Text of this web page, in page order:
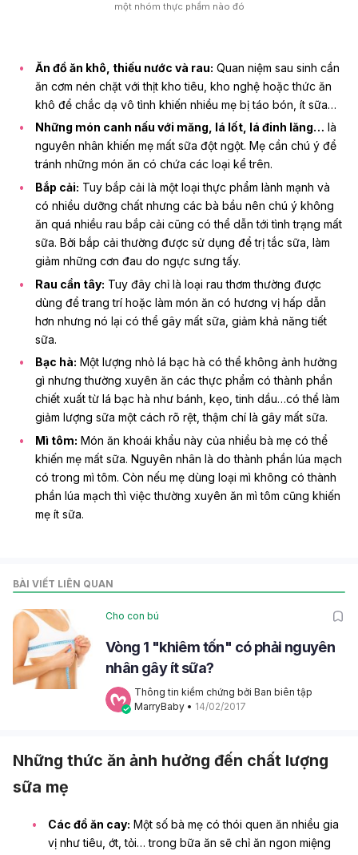
một nhóm thực phẩm nào đó
Ăn đồ ăn khô, thiếu nước và rau: Quan niệm sau sinh cần
ăn cơm nén chặt với thịt kho tiêu, kho nghệ hoặc thức ăn
khô để chắc dạ vô tình khiến nhiều mẹ bị táo bón, ít sữa…
Những món canh nấu với măng, lá lốt, lá đinh lăng… là
nguyên nhân khiến mẹ mất sữa đột ngột. Mẹ cần chú ý để
tránh những món ăn có chứa các loại kể trên.
Bắp cải: Tuy bắp cải là một loại thực phẩm lành mạnh và
có nhiều dưỡng chất nhưng các bà bầu nên chú ý không
ăn quá nhiều rau bắp cải cũng có thể dẫn tới tình trạng mất
sữa. Bởi bắp cải thường được sử dụng để trị tắc sữa, làm
giảm những cơn đau do ngực sưng tấy.
Rau cần tây: Tuy đây chỉ là loại rau thơm thường được
dùng để trang trí hoặc làm món ăn có hương vị hấp dẫn
hơn nhưng nó lại có thể gây mất sữa, giảm khả năng tiết
sữa.
Bạc hà: Một lượng nhỏ lá bạc hà có thể không ảnh hưởng
gì nhưng thường xuyên ăn các thực phẩm có thành phần
chiết xuất từ lá bạc hà như bánh, kẹo, tinh dầu…có thể làm
giảm lượng sữa một cách rõ rệt, thậm chí là gây mất sữa.
Mì tôm: Món ăn khoái khẩu này của nhiều bà mẹ có thể
khiến mẹ mất sữa. Nguyên nhân là do thành phần lúa mạch
có trong mì tôm. Còn nếu mẹ dùng loại mì không có thành
phần lúa mạch thì việc thường xuyên ăn mì tôm cũng khiến
mẹ ít sữa.
BÀI VIẾT LIÊN QUAN
Cho con bú
Vòng 1 "khiêm tốn" có phải nguyên
nhân gây ít sữa?
Thông tin kiểm chứng bởi Ban biên tập
MarryBaby • 14/02/2017
Những thức ăn ảnh hưởng đến chất lượng
sữa mẹ
Các đồ ăn cay: Một số bà mẹ có thói quen ăn nhiều gia
vị như tiêu, ớt, tỏi… trong bữa ăn sẽ chỉ ăn ngon miệng